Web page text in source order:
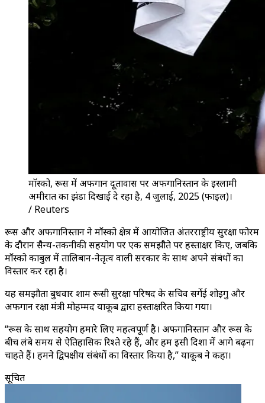
मॉस्को, रूस में अफगान दूतावास पर अफगानिस्तान के इस्लामी
अमीरात का झंडा दिखाई दे रहा है, 4 जुलाई, 2025 (फाइल)।
/ Reuters
रूस और अफगानिस्तान ने मॉस्को क्षेत्र में आयोजित अंतरराष्ट्रीय सुरक्षा फोरम
के दौरान सैन्य-तकनीकी सहयोग पर एक समझौते पर हस्ताक्षर किए, जबकि
मॉस्को काबुल में तालिबान-नेतृत्व वाली सरकार के साथ अपने संबंधों का
विस्तार कर रहा है।
यह समझौता बुधवार शाम रूसी सुरक्षा परिषद के सचिव सर्गेई शोइगु और
अफगान रक्षा मंत्री मोहम्मद याकूब द्वारा हस्ताक्षरित किया गया।
“रूस के साथ सहयोग हमारे लिए महत्वपूर्ण है। अफगानिस्तान और रूस के
बीच लंबे समय से ऐतिहासिक रिश्ते रहे हैं, और हम इसी दिशा में आगे बढ़ना
चाहते हैं। हमने द्विपक्षीय संबंधों का विस्तार किया है,” याकूब ने कहा।
सूचित